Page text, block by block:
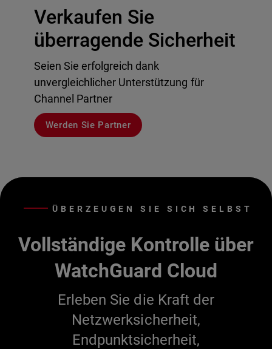
Verkaufen Sie
überragende Sicherheit
Seien Sie erfolgreich dank
unvergleichlicher Unterstützung für
Channel Partner
Werden Sie Partner
ÜBERZEUGEN SIE SICH SELBST
Vollständige Kontrolle über
WatchGuard Cloud
Erleben Sie die Kraft der
Netzwerksicherheit,
Endpunktsicherheit,